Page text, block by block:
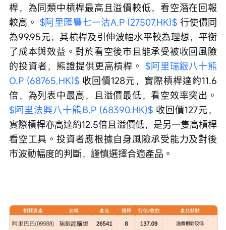
桿，為同類中槓桿最高且溢價較低，看空潛在回報
較高。 $阿里匯豐七一沽A.P (27507.HK)$ 行使價同
為99.95元，其槓桿及引伸波幅水平較為理想，平衡
了成本與效益。對於看空後市且能承受被收回風險
的投資者，熊證提供更高槓桿。 $阿里瑞銀八十熊
O.P (68765.HK)$ 收回價128元，實際槓桿達約11.6
倍，為列表中最高，且溢價最低，看空效率突出。
$阿里法興八十熊B.P (68390.HK)$ 收回價127元，
實際槓桿亦高達約12.5倍且溢價低，是另一隻高槓桿
看空工具。投資者應根據自身風險承受能力及對後
市波動幅度的判斷，謹慎選擇合適產品。